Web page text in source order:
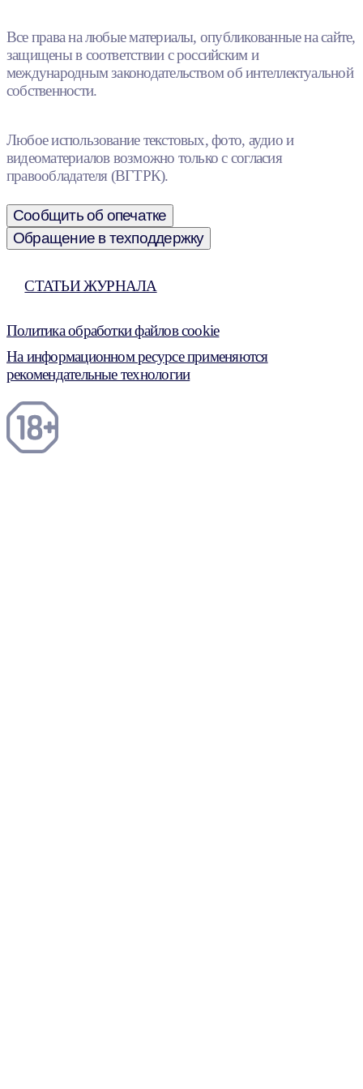
Все права на любые материалы, опубликованные на сайте,
защищены в соответствии с российским и
международным законодательством об интеллектуальной
собственности.
Любое использование текстовых, фото, аудио и
видеоматериалов возможно только с согласия
правообладателя (ВГТРК).
Сообщить об опечатке
Обращение в техподдержку
СТАТЬИ ЖУРНАЛА
Политика обработки файлов cookie
На информационном ресурсе применяются
рекомендательные технологии